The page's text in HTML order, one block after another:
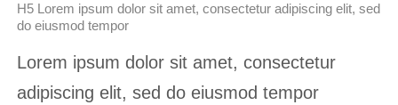
H5 Lorem ipsum dolor sit amet, consectetur adipiscing elit, sed
do eiusmod tempor
Lorem ipsum dolor sit amet, consectetur
adipiscing elit, sed do eiusmod tempor